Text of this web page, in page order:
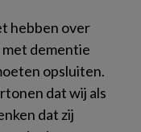
hebben over
met dementie
opsluiten.
dat wij als
dat zij